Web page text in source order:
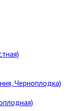
Черноплодка)